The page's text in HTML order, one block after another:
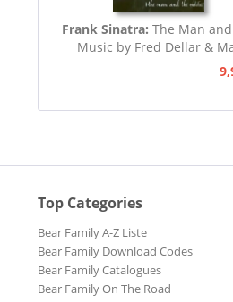
Frank Sinatra: The Man
Music by Fred Dellar &
Top Categories
Bear Family A-Z Liste
Bear Family Download Codes
Bear Family Catalogues
Bear Family On The Road